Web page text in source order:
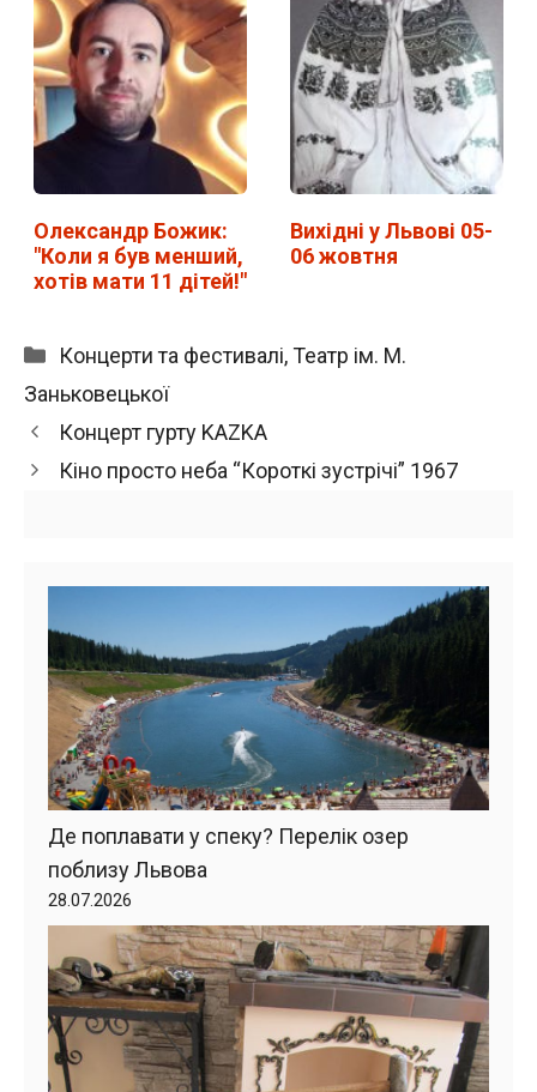
Олександр Божик:
"Коли я був менший,
хотів мати 11 дітей!"
Вихідні у Львові 05-
06 жовтня
Категорії
Концерти та фестивалі,Театр ім. М.
Заньковецької
Концерт гурту KAZKA
Кіно просто неба “Короткі зустрічі” 1967
Де поплавати у спеку? Перелік озер
поблизу Львова
28.07.2026